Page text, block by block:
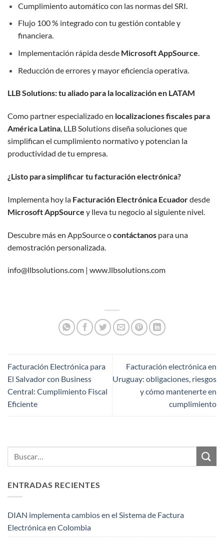
Cumplimiento automático con las normas del SRI.
Flujo 100 % integrado con tu gestión contable y
financiera.
Implementación rápida desde Microsoft AppSource.
Reducción de errores y mayor eficiencia operativa.
LLB Solutions: tu aliado para la localización en LATAM
Como partner especializado en localizaciones fiscales para
América Latina, LLB Solutions diseña soluciones que
simplifican el cumplimiento normativo y potencian la
productividad de tu empresa.
¿Listo para simplificar tu facturación electrónica?
Implementa hoy la Facturación Electrónica Ecuadordesde
Microsoft AppSource y lleva tu negocio al siguiente nivel.
Descubre más en AppSource ocontáctanos para una
demostración personalizada.
info@llbsolutions.com | www.llbsolutions.com
Facturación Electrónica para
El Salvador con Business
Central: Cumplimiento Fiscal
Eficiente
Facturación electrónica en
Uruguay: obligaciones, riesgos
y cómo mantenerte en
cumplimiento
ENTRADAS RECIENTES
DIAN implementa cambios en el Sistema de Factura
Electrónica en Colombia